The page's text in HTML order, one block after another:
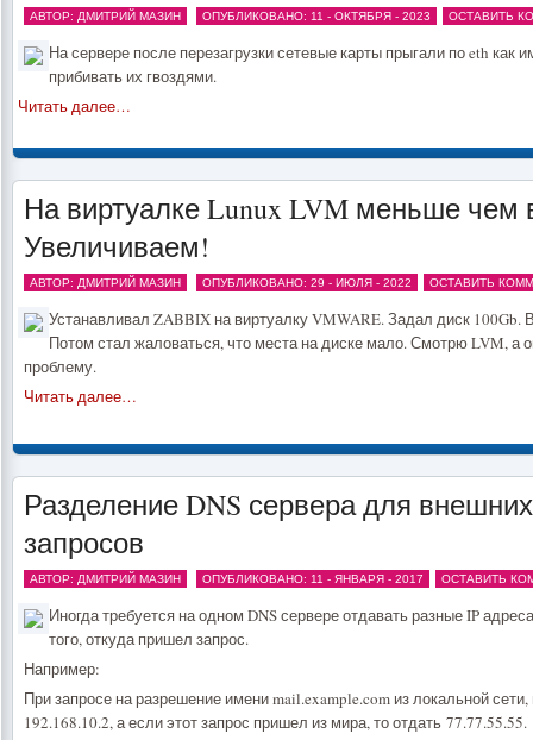
АВТОР: ДМИТРИЙ МАЗИН ОПУБЛИКОВАНО: 11 - ОКТЯБРЯ - 2023 ОСТАВИТЬ
На сервере после перезагрузки сетевые карты прыгали по eth как
прибивать их гвоздями.
Читать далее…
На виртуалке Lunux LVM меньше чем
Увеличиваем!
АВТОР: ДМИТРИЙ МАЗИН ОПУБЛИКОВАНО: 29 - ИЮЛЯ - 2022 ОСТАВИТЬ
Устанавливал ZABBIX на виртуалку VMWARE. Задал диск 100Gb.
Потом стал жаловаться, что места на диске мало. Смотрю LVM, а
проблему.
Читать далее…
Разделение DNS сервера для
запросов
АВТОР: ДМИТРИЙ МАЗИН ОПУБЛИКОВАНО: 11 - ЯНВАРЯ - 2017 ОСТАВИТЬ
Иногда требуется на одном DNS сервере отдавать разные IP
того, откуда пришел запрос.
Например:
При запросе на разрешение имени mail.example.com из локальной
192.168.10.2, а если этот запрос пришел из мира, то отдать 77.77.55.55.